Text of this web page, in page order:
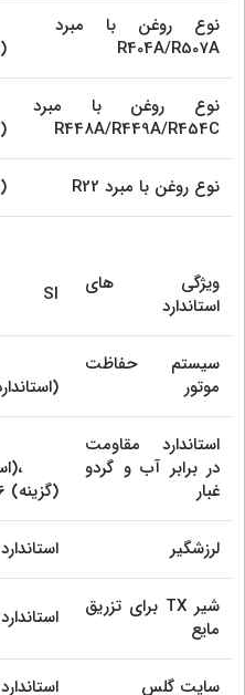
نوع روغن با مبرد
R404A/R507A
(استاندارد)
نوع روغن با مبرد
R448A/R449A/R454C
(استاندارد)
نوع روغن با مبرد R22 B5.2 (گزینه)
ویژگی های
استاندارد
SI
سیستم حفاظت
موتور
(استاندارد)
استاندارد مقاومت
در برابر آب و گردو
غبار
IP66 (گزینه)
لرزشگیر استاندارد
شیر TX برای تزریق
مایع
استاندارد
سایت گلس استاندارد